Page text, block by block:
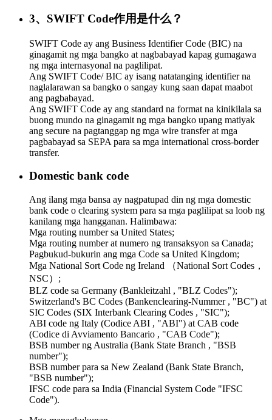
3、SWIFT Code作用是什么？
SWIFT Code ay ang Business Identifier Code (BIC) na
ginagamit ng mga bangko at nagbabayad kapag gumagawa
ng mga internasyonal na paglilipat.
Ang SWIFT Code/ BIC ay isang natatanging identifier na
naglalarawan sa bangko o sangay kung saan dapat maabot
ang pagbabayad.
Ang SWIFT Code ay ang standard na format na kinikilala sa
buong mundo na ginagamit ng mga bangko upang matiyak
ang secure na pagtanggap ng mga wire transfer at mga
pagbabayad sa SEPA para sa mga international cross-border
transfer.
Domestic bank code
Ang ilang mga bansa ay nagpatupad din ng mga domestic
bank code o clearing system para sa mga paglilipat sa loob ng
kanilang mga hangganan. Halimbawa:
Mga routing number sa United States;
Mga routing number at numero ng transaksyon sa Canada;
Pagbukud-bukurin ang mga Code sa United Kingdom;
Mga National Sort Code ng Ireland （National Sort Codes，
NSC）;
BLZ code sa Germany (Bankleitzahl , "BLZ Codes");
Switzerland's BC Codes (Bankenclearing-Nummer , "BC") at
SIC Codes (SIX Interbank Clearing Codes , "SIC");
ABI code ng Italy (Codice ABI , "ABI") at CAB code
(Codice di Avviamento Bancario , "CAB Code");
BSB number ng Australia (Bank State Branch , "BSB
number");
BSB number para sa New Zealand (Bank State Branch,
"BSB number");
IFSC code para sa India (Financial System Code "IFSC
Code").